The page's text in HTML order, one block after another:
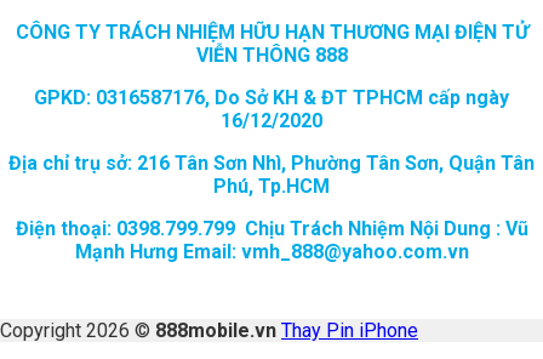
CÔNG TY TRÁCH NHIỆM HỮU HẠN THƯƠNG MẠI ĐIỆN TỬ
VIỄN THÔNG 888
GPKD: 0316587176, Do Sở KH & ĐT TPHCM cấp ngày
16/12/2020
Địa chỉ trụ sở: 216 Tân Sơn Nhì, Phường Tân Sơn, Quận Tân
Phú, Tp.HCM
Điện thoại: 0398.799.799 Chịu Trách Nhiệm Nội Dung : Vũ
Mạnh Hưng Email: vmh_888@yahoo.com.vn
Copyright 2026 © 888mobile.vn Thay Pin iPhone